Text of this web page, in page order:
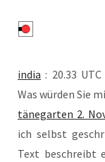
india : 20.33
Was wür­den Sie
tä­ne­gar­ten 2.
ich selbst
Text beschreibt